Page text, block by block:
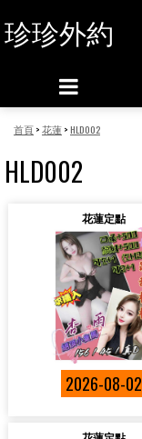
珍珍外約
首頁>花蓮>HLD002
HLD002
花蓮定點
2026-08-02